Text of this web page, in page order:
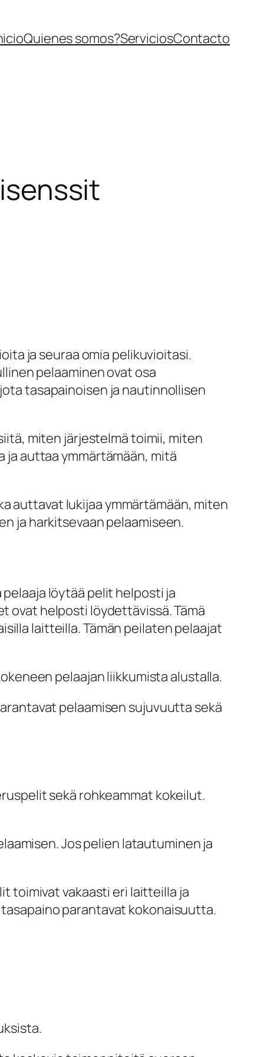
Quienes somos?ServiciosContacto
ja seuraa omia pelikuvioitasi.
pelaaminen ovat osa
tasapainoisen ja nautinnollisen
miten järjestelmä toimii, miten
ja auttaa ymmärtämään, mitä
auttavat lukijaa ymmärtämään, miten
ja harkitsevaan pelaamiseen.
pelaaja löytää pelit helposti ja
ovat helposti löydettävissä. Tämä
laitteilla. Tämän peilaten pelaajat
pelaajan liikkumista alustalla.
pelaamisen sujuvuutta sekä
sekä rohkeammat kokeilut.
Jos pelien latautuminen ja
toimivat vakaasti eri laitteilla ja
parantavat kokonaisuutta.